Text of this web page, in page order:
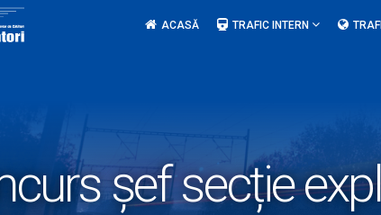
ACASĂ TRAFIC INTERN
șef secție